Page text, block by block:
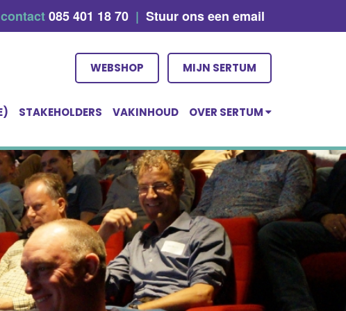
085 401 18 70 | Stuur ons een email
WEBSHOP MIJN SERTUM
STAKEHOLDERS VAKINHOUD OVER SERTUM